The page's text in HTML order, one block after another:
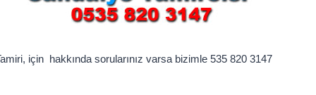
için hakkında sorularınız varsa bizimle 535 820 3147